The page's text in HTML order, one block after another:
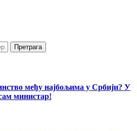
међу најбољима у Србији? У
министар!